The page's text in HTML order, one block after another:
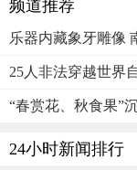
频道推荐
乐器内藏象牙雕像
25人非法穿越世界
“春赏花、秋食果”
24小时新闻排行